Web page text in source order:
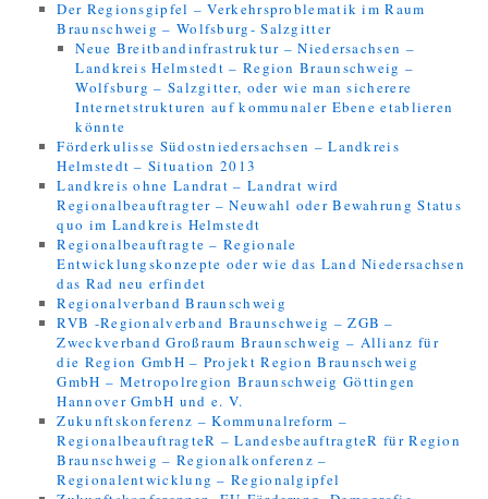
Der Regionsgipfel – Verkehrsproblematik im Raum
Braunschweig – Wolfsburg- Salzgitter
Neue Breitbandinfrastruktur – Niedersachsen –
Landkreis Helmstedt – Region Braunschweig –
Wolfsburg – Salzgitter, oder wie man sicherere
Internetstrukturen auf kommunaler Ebene etablieren
könnte
Förderkulisse Südostniedersachsen – Landkreis
Helmstedt – Situation 2013
Landkreis ohne Landrat – Landrat wird
Regionalbeauftragter – Neuwahl oder Bewahrung Status
quo im Landkreis Helmstedt
Regionalbeauftragte – Regionale
Entwicklungskonzepte oder wie das Land Niedersachsen
das Rad neu erfindet
Regionalverband Braunschweig
RVB -Regionalverband Braunschweig – ZGB –
Zweckverband Großraum Braunschweig – Allianz für
die Region GmbH – Projekt Region Braunschweig
GmbH – Metropolregion Braunschweig Göttingen
Hannover GmbH und e. V.
Zukunftskonferenz – Kommunalreform –
RegionalbeauftragteR – LandesbeauftragteR für Region
Braunschweig – Regionalkonferenz –
Regionalentwicklung – Regionalgipfel